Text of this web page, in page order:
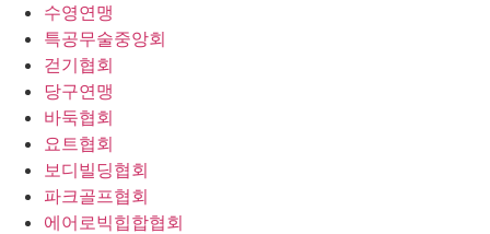
수영연맹
특공무술중앙회
걷기협회
당구연맹
바둑협회
요트협회
보디빌딩협회
파크골프협회
에어로빅힙합협회